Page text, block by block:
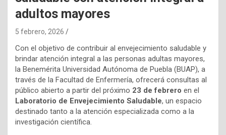
adultos mayores
5 febrero, 2026
Con el objetivo de contribuir al envejecimiento saludable y
brindar atención integral a las personas adultas mayores,
la Benemérita Universidad Autónoma de Puebla (BUAP), a
través de la Facultad de Enfermería, ofrecerá consultas al
público abierto a partir del próximo 23 de febrero en el
Laboratorio de Envejecimiento Saludable, un espacio
destinado tanto a la atención especializada como a la
investigación científica.